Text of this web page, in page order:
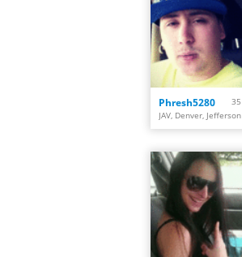
Phresh5280
35
JAV, Denver, Jefferson